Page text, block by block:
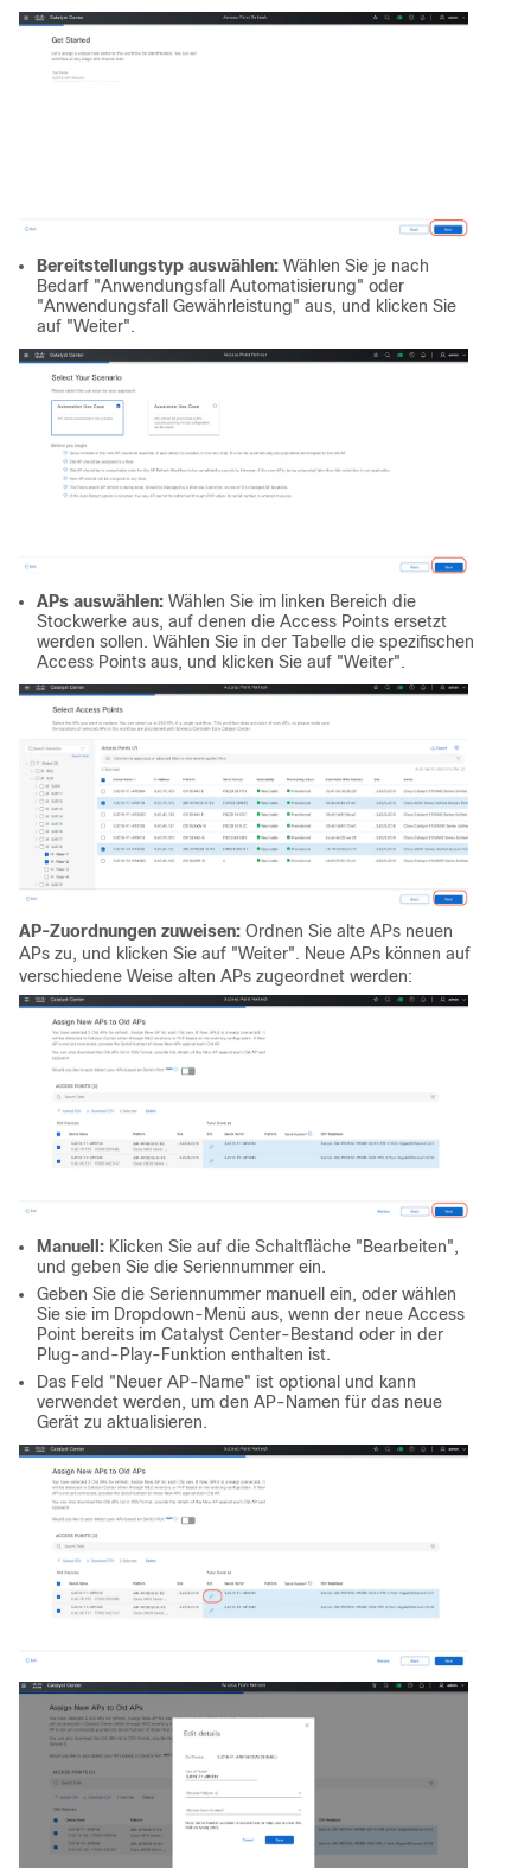
Bereitstellungstyp auswählen: Wählen Sie je nach
Bedarf "Anwendungsfall Automatisierung" oder
"Anwendungsfall Gewährleistung" aus, und klicken Sie
auf "Weiter".
APs auswählen: Wählen Sie im linken Bereich die
Stockwerke aus, auf denen die Access Points ersetzt
werden sollen. Wählen Sie in der Tabelle die spezifischen
Access Points aus, und klicken Sie auf "Weiter".
AP-Zuordnungen zuweisen: Ordnen Sie alte APs neuen
APs zu, und klicken Sie auf "Weiter". Neue APs können auf
verschiedene Weise alten APs zugeordnet werden:
Manuell: Klicken Sie auf die Schaltfläche "Bearbeiten",
und geben Sie die Seriennummer ein.
Geben Sie die Seriennummer manuell ein, oder wählen
Sie sie im Dropdown-Menü aus, wenn der neue Access
Point bereits im Catalyst Center-Bestand oder in der
Plug-and-Play-Funktion enthalten ist.
Das Feld "Neuer AP-Name" ist optional und kann
verwendet werden, um den AP-Namen für das neue
Gerät zu aktualisieren.